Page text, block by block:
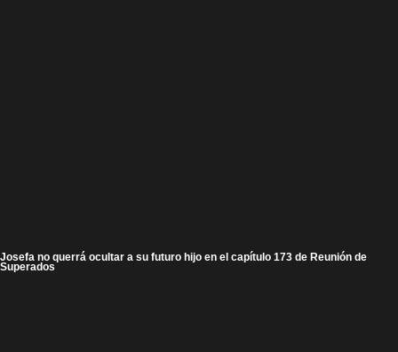
Josefa no querrá ocultar a su futuro hijo en el capítulo 173 de Reunión de
Superados